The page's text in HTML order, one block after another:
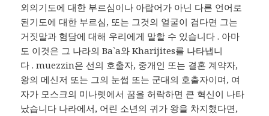
외의기도에 대한 부르심이나 아랍어가 아닌 다른 언어로
된기도에 대한 부르심, 또는 그것의 얼굴이 검다면 그는
거짓말과 험담에 대해 우리에게 말할 수 있습니다 . 아마
도 이것은 그 나라의 Ba`a와 Kharijites를 나타냅니
다 . muezzin은 선의 호출자, 중개인 또는 결혼 계약자,
왕의 메신저 또는 그의 눈썹 또는 군대의 호출자이며, 여
자가 모스크의 미나렛에서 꿈을 허락하면 큰 혁신이 나타
났습니다 나라에서, 어린 소년의 귀가 왕을 차지했다면,